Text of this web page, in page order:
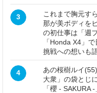
3
これまで胸元す
那が美ボディを
の初仕事は「週
「Honda X4」
挑戦への想いも
4
あの桜樹ルイ
大衆」の袋とじ
「櫻 - SAKURA